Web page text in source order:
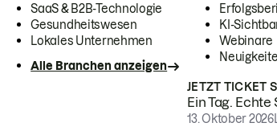
SaaS & B2B-Technologie
Gesundheitswesen
Lokales Unternehmen
Alle Branchen anzeigen
KI-
Webinare
JETZT TICKET
Ein Tag.
13. Oktober 2026